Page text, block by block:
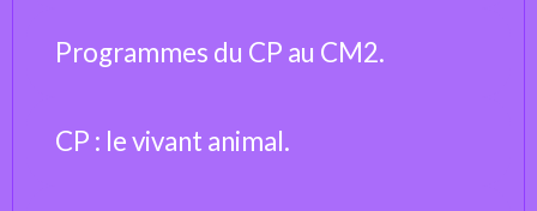
Programmes du CP au CM2.
CP : le vivant animal.